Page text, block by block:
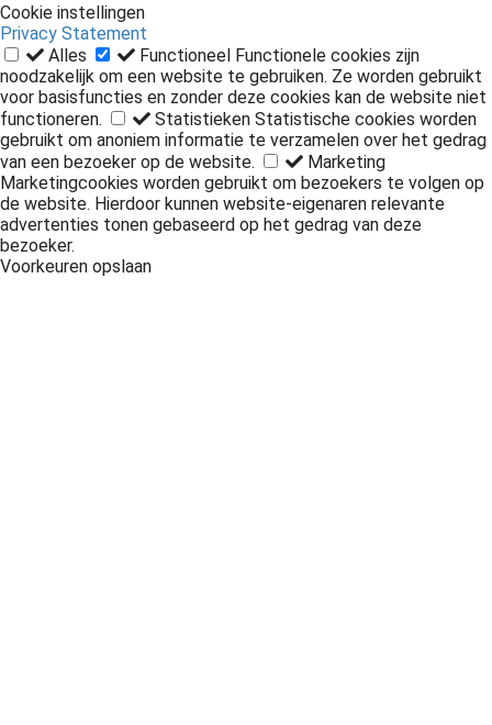
Cookie instellingen
Privacy Statement
Alles
Functioneel Functionele cookies zijn
noodzakelijk om een website te gebruiken. Ze worden gebruikt
voor basisfuncties en zonder deze cookies kan de website niet
functioneren.
Statistieken Statistische cookies worden
gebruikt om anoniem informatie te verzamelen over het gedrag
van een bezoeker op de website.
Marketing
Marketingcookies worden gebruikt om bezoekers te volgen op
de website. Hierdoor kunnen website-eigenaren relevante
advertenties tonen gebaseerd op het gedrag van deze
bezoeker.
Voorkeuren opslaan